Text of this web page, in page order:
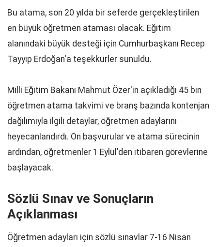
Bu atama, son 20 yılda bir seferde gerçekleştirilen
en büyük öğretmen ataması olacak. Eğitim
alanındaki büyük desteği için Cumhurbaşkanı Recep
Tayyip Erdoğan'a teşekkürler sunuldu.
Milli Eğitim Bakanı Mahmut Özer'in açıkladığı 45 bin
öğretmen atama takvimi ve branş bazında kontenjan
dağılımıyla ilgili detaylar, öğretmen adaylarını
heyecanlandırdı. Ön başvurular ve atama sürecinin
ardından, öğretmenler 1 Eylül'den itibaren görevlerine
başlayacak.
Sözlü Sınav ve Sonuçların
Açıklanması
Öğretmen adayları için sözlü sınavlar 7-16 Nisan